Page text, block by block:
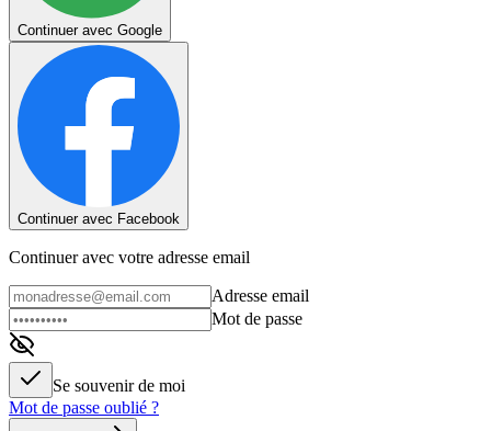
Continuer avec Google
Continuer avec Facebook
Continuer avec votre adresse email
Adresse email
Mot de passe
Se souvenir de moi
Mot de passe oublié ?